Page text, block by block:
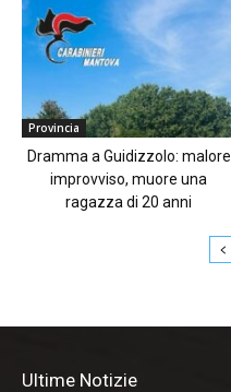
Provincia
Dramma a Guidizzolo: malore
improvviso, muore una
ragazza di 20 anni
Ultime Notizie